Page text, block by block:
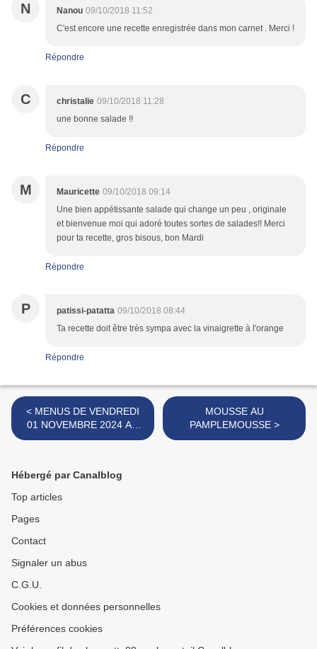
N Nanou 09/10/2018 11:52
C'est encore une recette enregistrée dans mon carnet . Merci !
Répondre
C christalie 09/10/2018 11:28
une bonne salade !!
Répondre
M Mauricette 09/10/2018 09:14
Une bien appétissante salade qui change un peu , originale
et bienvenue moi qui adoré toutes sortes de salades!! Merci
pour ta recette, gros bisous, bon Mardi
Répondre
P patissi-patatta 09/10/2018 08:44
Ta recette doit être très sympa avec la vinaigrette à l'orange
Répondre
< MENUS DE VENDREDI
01 NOVEMBRE 2024 AU
JEUDI 07 NOVEMBRE
MOUSSE AU
PAMPLEMOUSSE >
Hébergé par Canalblog
Top articles
Pages
Contact
Signaler un abus
C.G.U.
Cookies et données personnelles
Préférences cookies